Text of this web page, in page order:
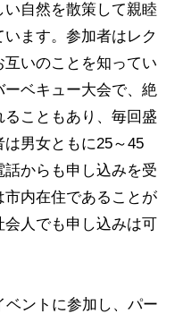
自然を散策して親睦
ます。参加者はレク
互いのことを知ってい
ベキュー大会で、絶
こともあり、毎回盛
男女ともに25～45
からも申し込みを受
内在住であることが
人でも申し込みは可
ベントに参加し、パー